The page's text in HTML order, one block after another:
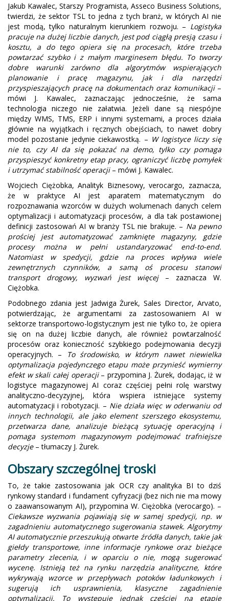
Jakub Kawalec, Starszy Programista, Asseco Business Solutions,
twierdzi, że sektor TSL to jedna z tych branż, w których AI nie
jest modą, tylko naturalnym kierunkiem rozwoju. – Logistyka
pracuje na dużej liczbie danych, jest pod ciągłą presją czasu i
kosztu, a do tego opiera się na procesach, które trzeba
powtarzać szybko i z małym marginesem błędu. To tworzy
dobre warunki zarówno dla algorytmów wspierających
planowanie i pracę magazynu, jak i dla narzędzi
przyspieszających pracę na dokumentach oraz komunikacji –
mówi J. Kawalec, zaznaczając jednocześnie, że sama
technologia niczego nie załatwia. Jeżeli dane są niespójne
między WMS, TMS, ERP i innymi systemami, a proces działa
głównie na wyjątkach i ręcznych obejściach, to nawet dobry
model pozostanie jedynie ciekawostką. – W logistyce liczy się
nie to, czy AI da się pokazać na demo, tylko czy pomaga
przyspieszyć konkretny etap pracy, ograniczyć liczbę pomyłek
i utrzymać stabilność operacji– mówi J. Kawalec.
Wojciech Ciężobka, Analityk Biznesowy, verocargo, zaznacza,
że w praktyce AI jest aparatem matematycznym do
rozpoznawania wzorców w dużych wolumenach danych celem
optymalizacji i automatyzacji procesów, a dla tak postawionej
definicji zastosowań AI w branży TSL nie brakuje. – Na pewno
prościej jest automatyzować zamknięte magazyny, gdzie
procesy można w pełni ustandaryzować end-to-end.
Natomiast w spedycji, gdzie na proces wpływa wiele
zewnętrznych czynników, a samą oś procesu stanowi
transport drogowy, wyzwań jest więcej – zaznacza W.
Ciężobka.
Podobnego zdania jest Jadwiga Żurek, Sales Director, Arvato,
potwierdzając, że argumentami za zastosowaniem AI w
sektorze transportowo-logistycznym jest nie tylko to, że opiera
się on na dużej liczbie danych, ale również powtarzalność
procesów oraz konieczność szybkiego podejmowania decyzji
operacyjnych. – To środowisko, w którym nawet niewielka
optymalizacja pojedynczego etapu może przynieść wymierny
efekt w skali całej operacji – przypomina J. Żurek, dodając, iż w
logistyce magazynowej AI coraz częściej pełni rolę warstwy
analityczno-decyzyjnej, która wspiera istniejące systemy
automatyzacji i robotyzacji. – Nie działa więc w oderwaniu od
innych technologii, ale jako element szerszego ekosystemu,
przetwarza dane, analizuje bieżącą sytuację operacyjną i
pomaga systemom magazynowym podejmować trafniejsze
decyzje– tłumaczy J. Żurek.
Obszary szczególnej troski
To, że takie zastosowania jak OCR czy analityka BI to dziś
rynkowy standard i fundament cyfryzacji (bez nich nie ma mowy
o zaawansowanym AI), przypomina W. Ciężobka (verocargo). –
Ciekawsze wyzwania pojawiają się w samej spedycji, np. w
zagadnieniu automatycznego sugerowania stawek. Algorytmy
AI automatycznie przeszukują otwarte źródła danych, takie jak
giełdy transportowe, inne informacje rynkowe oraz bieżące
parametry zlecenia, i w oparciu o nie, mogą sugerować
wycenę. Istnieją też na rynku narzędzia analityczne, które
wykrywają wzorce w przepływach potoków ładunkowych i
sugerują ich usprawnienia, klasyczne zagadnienie
optymalizacji. To występuje jednak częściej na etapie